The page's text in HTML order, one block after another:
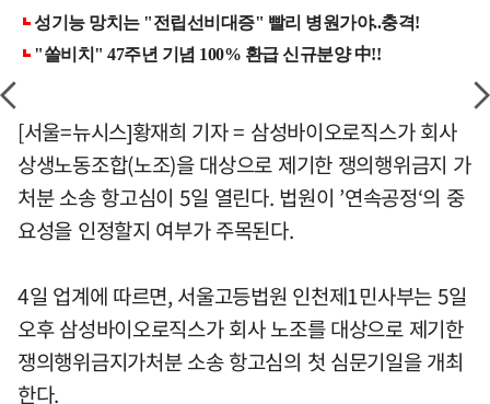
[서울=뉴시스]황재희 기자 = 삼성바이오로직스가 회사
상생노동조합(노조)을 대상으로 제기한 쟁의행위금지 가
처분 소송 항고심이 5일 열린다. 법원이 ’연속공정‘의 중
요성을 인정할지 여부가 주목된다.
4일 업계에 따르면, 서울고등법원 인천제1민사부는 5일
오후 삼성바이오로직스가 회사 노조를 대상으로 제기한
쟁의행위금지가처분 소송 항고심의 첫 심문기일을 개최
한다.